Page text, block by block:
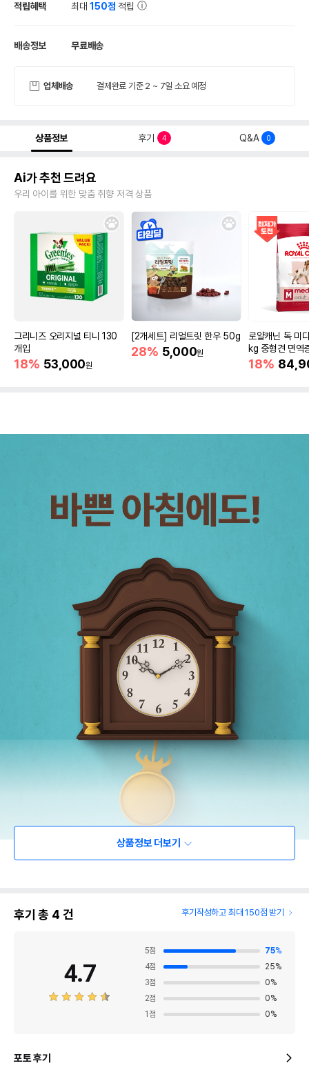
적립혜택 최대150점 적립
배송정보 무료배송
업체배송 결제완료 기준 2 ~ 7일 소요 예정
상품정보 후기 4 Q&A 0
Ai가 추천 드려요
우리 아이를 위한 맞춤 취향 저격 상품
그리니즈 오리지널 티니 130
개입
18% 53,000원
[2개세트] 리얼트릿 한우 50g
28% 5,000원
로얄캐닌 독 미
kg 중형견 면역
18%
상품정보 더보기
후기 총 4 건 후기작성하고 최대 150점 받기
4.7
5점 75%
4점 25%
3점 0%
2점 0%
1 점 0%
포토 후기